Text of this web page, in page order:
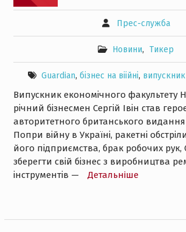
Прес-служба
Новини, Тикер
Guardian,бізнес на віійні, випускник
Випускник економічного факультету
річний бізнесмен Сергій Івін став
авторитетного британського
Попри війну в Україні, ракетні
його підприємства, брак робочих рук,
зберегти свій бізнес з виробництва
інструментів —
Детальнiше